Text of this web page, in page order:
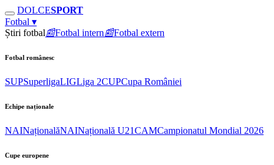
DOLCESPORT
Fotbal ▾
Știri fotbal📰Fotbal intern📰Fotbal extern
Fotbal românesc
SUPSuperligaLIGLiga 2CUPCupa României
Echipe naționale
NAINaționalăNAINațională U21CAMCampionatul Mondial 2026
Cupe europene